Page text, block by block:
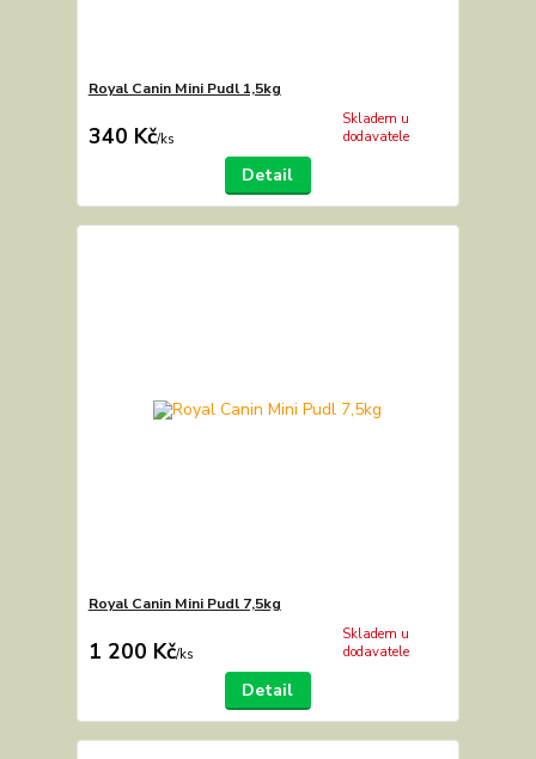
Royal Canin Mini Pudl 1,5kg
340 Kč/ks
Skladem u
dodavatele
Detail
Royal Canin Mini Pudl 7,5kg
1 200 Kč/ks
Skladem u
dodavatele
Detail